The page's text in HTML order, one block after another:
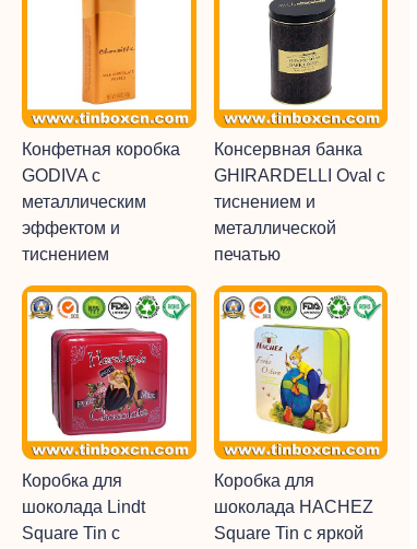
Конфетная коробка
GODIVA с
металлическим
эффектом и
тиснением
Консервная банка
GHIRARDELLI Oval с
тиснением и
металлической
печатью
Коробка для
шоколада Lindt
Square Tin с
Коробка для
шоколада HACHEZ
Square Tin с яркой